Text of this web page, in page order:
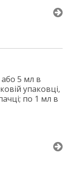
5 мл в
упаковці,
по 1 мл в